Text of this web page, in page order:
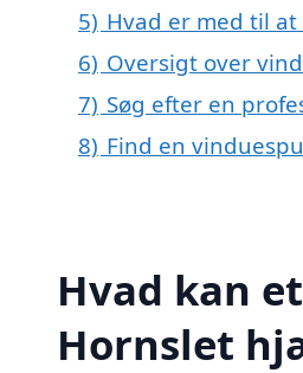
5) Hvad er med til
6) Oversigt over
7) Søg efter en
8) Find en
Hvad kan
Hornslet